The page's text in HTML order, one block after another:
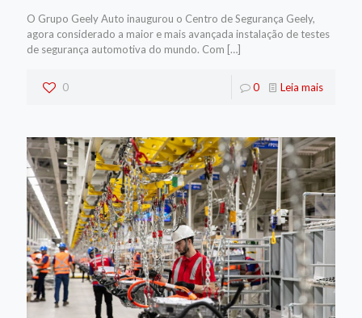
O Grupo Geely Auto inaugurou o Centro de Segurança Geely,
agora considerado a maior e mais avançada instalação de testes
de segurança automotiva do mundo. Com […]
0 0 Leia mais